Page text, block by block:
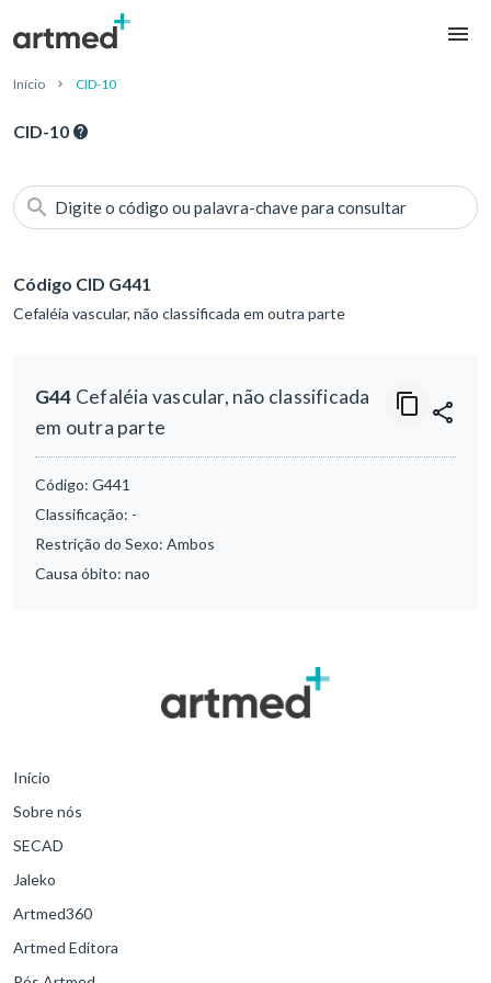
Início CID-10
CID-10
Digite o código ou palavra-chave para consultar
Código CID G441
Cefaléia vascular, não classificada em outra parte
G44 Cefaléia vascular, não classificada
em outra parte
Código: G441
Classificação: -
Restrição do Sexo: Ambos
Causa óbito: nao
Início
Sobre nós
SECAD
Jaleko
Artmed360
Artmed Editora